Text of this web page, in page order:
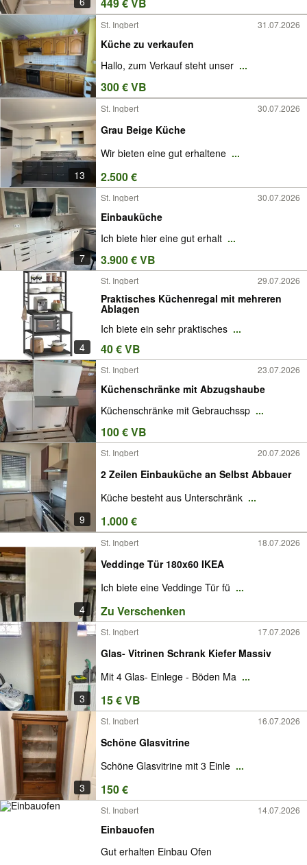
St. Ingbert 31.07.2026
Küche zu verkaufen
Hallo, zum Verkauf steht unser ...
300 € VB
13
St. Ingbert 30.07.2026
Grau Beige Küche
Wir bieten eine gut erhaltene ...
2.500 €
7
St. Ingbert 30.07.2026
Einbauküche
Ich biete hier eine gut erhalt ...
3.900 € VB
4
St. Ingbert 29.07.2026
Praktisches Küchenregal mit mehreren
Ablagen
Ich biete ein sehr praktisches ...
40 € VB
St. Ingbert 23.07.2026
Küchenschränke mit Abzugshaube
Küchenschränke mit Gebrauchssp ...
100 € VB
9
St. Ingbert 20.07.2026
2 Zeilen Einbauküche an Selbst Abbauer
Küche besteht aus Unterschränk ...
1.000 €
4
St. Ingbert 18.07.2026
Veddinge Tür 180x60 IKEA
Ich biete eine Veddinge Tür fü ...
Zu Verschenken
3
St. Ingbert 17.07.2026
Glas- Vitrinen Schrank Kiefer Massiv
Mit 4 Glas- Einlege - Böden Ma ...
15 € VB
3
St. Ingbert 16.07.2026
Schöne Glasvitrine
Schöne Glasvitrine mit 3 Einle ...
150 €
St. Ingbert 14.07.2026
Einbauofen
Gut erhalten Einbau Ofen